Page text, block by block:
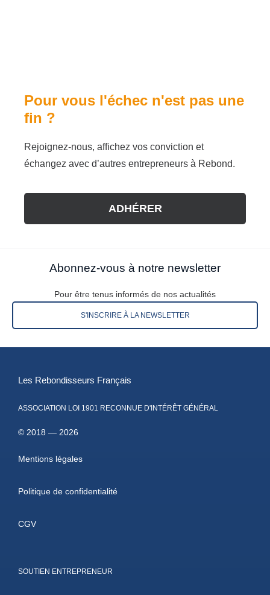
Pour vous l'échec n'est pas une
fin ?
Rejoignez-nous, affichez vos conviction et
échangez avec d’autres entrepreneurs à Rebond.
ADHÉRER
Abonnez-vous à notre newsletter
Pour être tenus informés de nos actualités
S'INSCRIRE À LA NEWSLETTER
Les Rebondisseurs Français
ASSOCIATION LOI 1901 RECONNUE D'INTÉRÊT GÉNÉRAL
© 2018 — 2026
Mentions légales
Politique de confidentialité
CGV
SOUTIEN ENTREPRENEUR